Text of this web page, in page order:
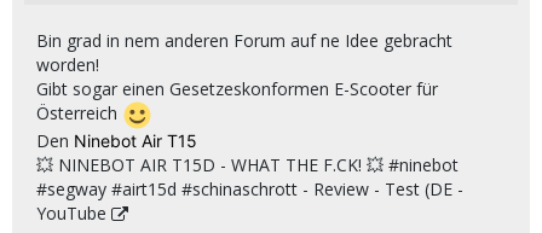
Bin grad in nem anderen Forum auf ne Idee gebracht
worden!
Gibt sogar einen Gesetzeskonformen E-Scooter für
Österreich
Den Ninebot Air T15
💥 NINEBOT AIR T15D - WHAT THE F.CK! 💥 #ninebot
#segway #airt15d #schinaschrott - Review - Test (DE -
YouTube